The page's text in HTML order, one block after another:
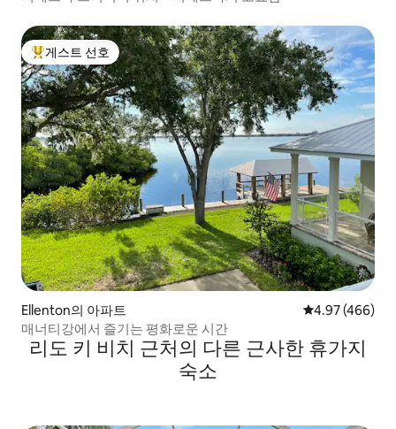
상위 게스트 선호
게스트 선호
Ellenton의 아파트 평점 4.97점(5
4.97 (466)
매너티강에서 즐기는 평화로운 시간
리도 키 비치 근처의 다른 근사한 휴가지
숙소